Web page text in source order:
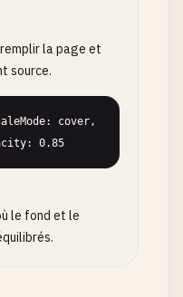
la page et
source.
cover,
0.85
le fond et le